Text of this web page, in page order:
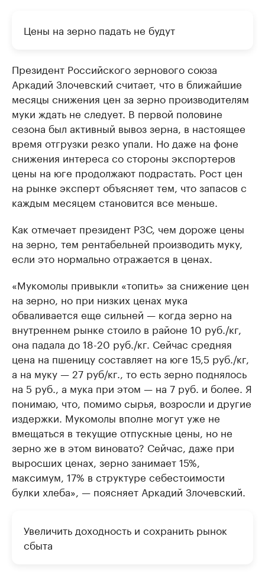
Цены на зерно падать не будут
Президент Российского зернового союза
Аркадий Злочевский считает, что в ближайшие
месяцы снижения цен за зерно производителям
муки ждать не следует. В первой половине
сезона был активный вывоз зерна, в настоящее
время отгрузки резко упали. Но даже на фоне
снижения интереса со стороны экспортеров
цены на юге продолжают подрастать. Рост цен
на рынке эксперт объясняет тем, что запасов с
каждым месяцем становится все меньше.
Как отмечает президент РЗС, чем дороже цены
на зерно, тем рентабельней производить муку,
если это нормально отражается в ценах.
«Мукомолы привыкли «топить» за снижение цен
на зерно, но при низких ценах мука
обваливается еще сильней — когда зерно на
внутреннем рынке стоило в районе 10 руб./кг,
она падала до 18-20 руб./кг. Сейчас средняя
цена на пшеницу составляет на юге 15,5 руб./кг,
а на муку — 27 руб/кг., то есть зерно поднялось
на 5 руб., а мука при этом — на 7 руб. и более. Я
понимаю, что, помимо сырья, возросли и другие
издержки. Мукомолы вполне могут уже не
вмещаться в текущие отпускные цены, но не
зерно же в этом виновато? Сейчас, даже при
выросших ценах, зерно занимает 15%,
максимум, 17% в структуре себестоимости
булки хлеба», — поясняет Аркадий Злочевский.
Увеличить доходность и сохранить рынок
сбыта